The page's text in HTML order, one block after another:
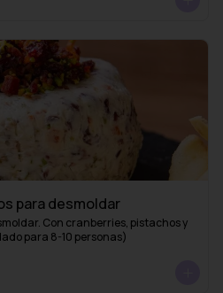
para desmoldar
Con cranberries, pistachos y
para 8-10 personas)